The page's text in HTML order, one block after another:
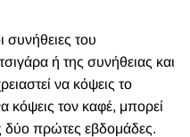
συνήθειες του
ή της συνήθειας και
να κόψεις το
κόψεις τον καφέ, μπορεί
δύο πρώτες εβδομάδες.